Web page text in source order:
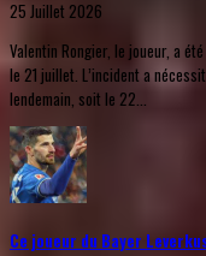
25 Juillet 2026
Valentin Rongier, le joueur, a
le 21 juillet. L’incident a
lendemain, soit le 22...
Ce joueur du Bayer